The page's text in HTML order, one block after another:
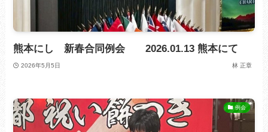
熊本にし 新春合同例会 2026.01.13 熊本にて
2026年5月5日 林 正章
例会